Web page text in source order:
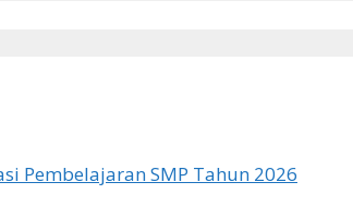
Pembelajaran SMP Tahun 2026